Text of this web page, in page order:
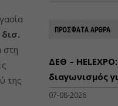
στη
της
ΠΡΟΣΦΑΤΑ ΑΡΘΡΑ
ΔΕΘ –
διαγωνισμός
07-08-2026